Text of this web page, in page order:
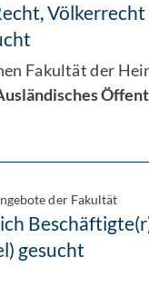
Fakultät der
der Fakultät
gesucht